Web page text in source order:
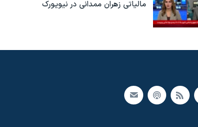
مالیاتی زهران ممدانی در نیویورک